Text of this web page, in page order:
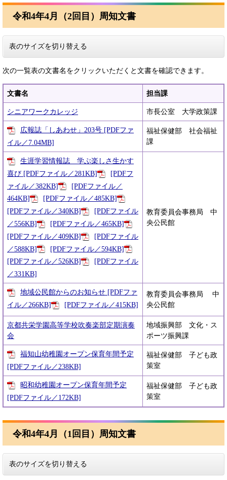
令和4年4月（2回目）周知文書
表のサイズを切り替える
次の一覧表の文書名をクリックいただくと文書を確認できます。
文書名 担当課
シニアワークカレッジ 市長公室 大学政策課
広報誌「しあわせ」203号 [PDFファ
イル／7.04MB]
福祉保健部 社会福祉
課
生涯学習情報誌 学ぶ楽しさ生かす
喜び [PDFファイル／281KB]
[PDFフ
ァイル／382KB]
[PDFファイル／
464KB]
[PDFファイル／485KB]
[PDFファイル／340KB]
[PDFファイル
／556KB]
[PDFファイル／465KB]
[PDFファイル／409KB]
[PDFファイル
／588KB]
[PDFファイル／594KB]
[PDFファイル／526KB]
[PDFファイル
／331KB]
教育委員会事務局 中
央公民館
地域公民館からのお知らせ [PDFファ
イル／266KB]
[PDFファイル／415KB]
教育委員会事務局 中
央公民館
京都共栄学園高等学校吹奏楽部定期演奏
会
地域振興部 文化・ス
ポーツ振興課
福知山幼稚園オープン保育年間予定
[PDFファイル／238KB]
福祉保健部 子ども政
策室
昭和幼稚園オープン保育年間予定
[PDFファイル／172KB]
福祉保健部 子ども政
策室
令和4年4月（1回目）周知文書
表のサイズを切り替える